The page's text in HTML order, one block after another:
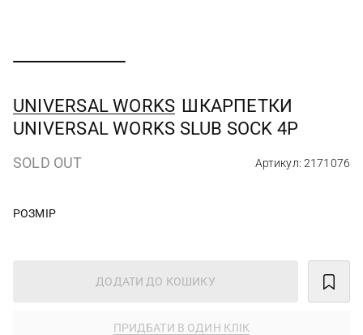
UNIVERSAL WORKS ШКАРПЕТКИ
UNIVERSAL WORKS SLUB SOCK 4P
SOLD OUT Артикул: 2171076
РОЗМІР
ДОДАТИ ДО КОШИКУ
ПРИДБАТИ В ОДИН КЛІК